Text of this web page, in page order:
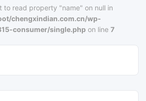
to read property "name" on null in
chengxindian.com.cn/wp-
consumer/single.php on line7